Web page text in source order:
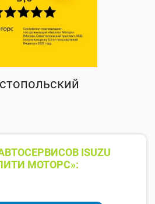
ISUZU
МОТОРС»: